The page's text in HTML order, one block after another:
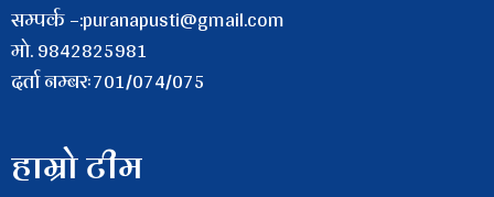
सम्पर्क –:puranapusti@gmail.com
माे. 9842825981
दर्ता नम्बरः701/074/075
हाम्रो टीम